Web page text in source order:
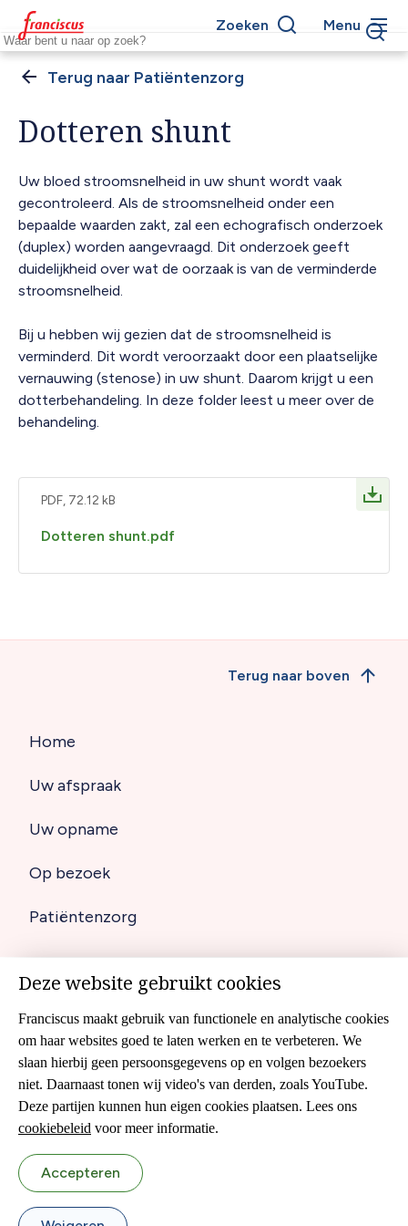
Overslaan
en
naar
gaan
Keywords
Zoeken Menu
Patiëntenzorg
Dotteren shunt
Uw bloed stroomsnelheid in uw shunt wordt vaak
gecontroleerd. Als de stroomsnelheid onder een
bepaalde waarden zakt, zal een echografisch onderzoek
(duplex) worden aangevraagd. Dit onderzoek geeft
duidelijkheid over wat de oorzaak is van de verminderde
stroomsnelheid.
Bij u hebben wij gezien dat de stroomsnelheid is
verminderd. Dit wordt veroorzaakt door een plaatselijke
vernauwing (stenose) in uw shunt. Daarom krijgt u een
dotterbehandeling. In deze folder leest u meer over de
behandeling.
PDF, 72.12 kB
Dotteren shunt.pdf
(footer)
Home
Uw afspraak
Uw opname
Op bezoek
Patiëntenzorg
Footer
navigation
Disclaimer
Cookies
Cliëntenraad
Colofon
Sitemap
Privacyverklaring
Terug naar boven
Deze website gebruikt cookies
Franciscus maakt gebruik van functionele en analytische cookies
om haar websites goed te laten werken en te verbeteren. We
slaan hierbij geen persoonsgegevens op en volgen bezoekers
niet. Daarnaast tonen wij video's van derden, zoals YouTube.
Deze partijen kunnen hun eigen cookies plaatsen. Lees ons
cookiebeleid voor meer informatie.
Accepteren